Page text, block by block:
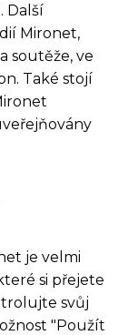
Další
Mironet,
soutěže, ve
Také stojí
je velmi
si přejete
svůj
"Použít